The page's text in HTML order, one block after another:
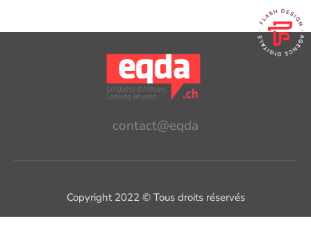
contact@eqda
Copyright 2022 © Tous droits réservés